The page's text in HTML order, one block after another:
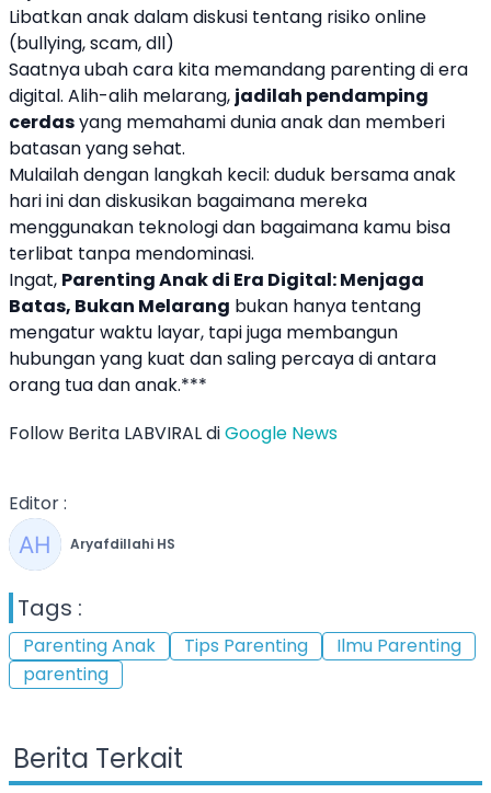
Libatkan anak dalam diskusi tentang risiko online
(bullying, scam, dll)
Saatnya ubah cara kita memandang parenting di era
digital. Alih-alih melarang, jadilah pendamping
cerdasyang memahami dunia anak dan memberi
batasan yang sehat.
Mulailah dengan langkah kecil: duduk bersama anak
hari ini dan diskusikan bagaimana mereka
menggunakan teknologi dan bagaimana kamu bisa
terlibat tanpa mendominasi.
Ingat, Parenting Anak di Era Digital: Menjaga
Batas, Bukan Melarang bukan hanya tentang
mengatur waktu layar, tapi juga membangun
hubungan yang kuat dan saling percaya di antara
orang tua dan anak.***
Follow Berita LABVIRAL diGoogle News
Editor :
Aryafdillahi HS
Tags :
Parenting Anak Tips Parenting
Ilmu Parenting
parenting
Berita Terkait